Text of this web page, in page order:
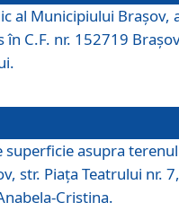
al Municipiului Braşov,
C.F. nr. 152719
asupra
str. Piața Teatrului nr. 7,
Cristina.